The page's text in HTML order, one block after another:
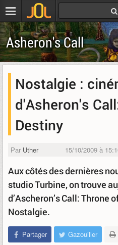
Asheron's Call
Nostalgie :
d'Asheron's
Destiny
Par Uther 15/10/2009 à
Aux côtés des dernières
studio Turbine, on trouve
d’Ascheron’s Call: Throne
Nostalgie.
Partager Gazouiller